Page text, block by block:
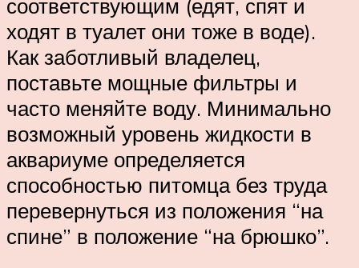
соответствующим (едят, спят и
ходят в туалет они тоже в воде).
Как заботливый владелец,
поставьте мощные фильтры и
часто меняйте воду. Минимально
возможный уровень жидкости в
аквариуме определяется
способностью питомца без труда
перевернуться из положения “на
спине” в положение “на брюшко”.